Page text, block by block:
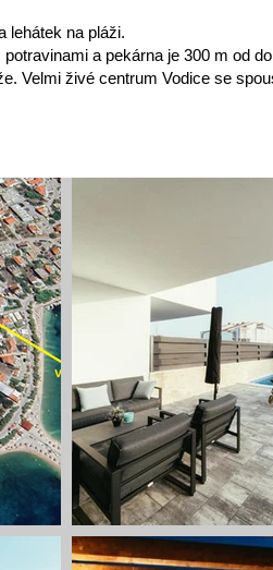
lehátek na pláži.
a pekárna je 300 m od
Velmi živé centrum Vodice se